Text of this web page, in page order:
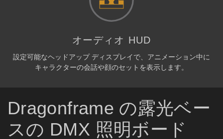
オーディオ HUD
設定可能なヘッドアップ ディスプレイで、アニメーション中に
キャラクターの会話や顔のセットを表示します。
Dragonframe の露光ベー
スの DMX 照明ボード